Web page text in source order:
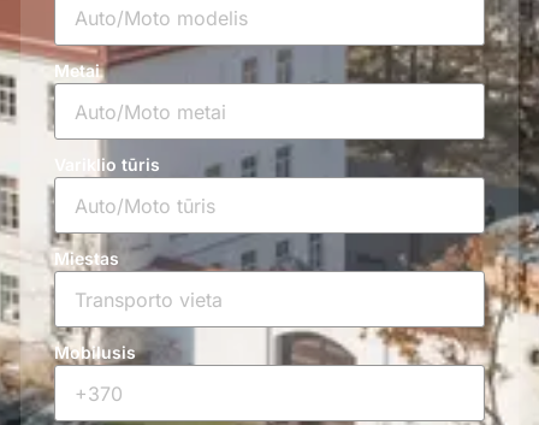
Metai
Variklio tūris
Miestas
Mobilusis